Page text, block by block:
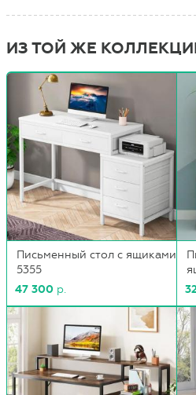
ИЗ ТОЙ ЖЕ
Письменный стол с ящиками
5355
47 300 р.